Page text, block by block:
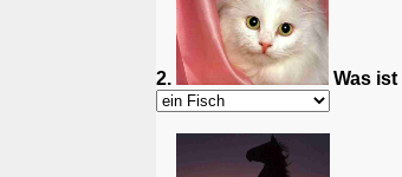
2. Was ist